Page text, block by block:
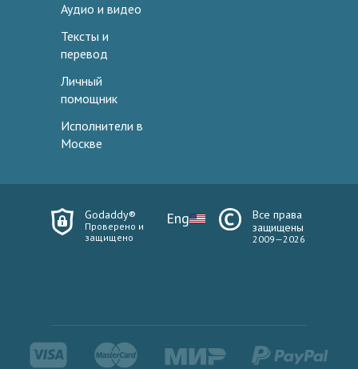
Аудио и видео
Тексты и
перевод
Личный
помощник
Исполнители в
Москве
Godaddy®
Проверено и
защищено
Eng
Все права
защищены
2009—2026